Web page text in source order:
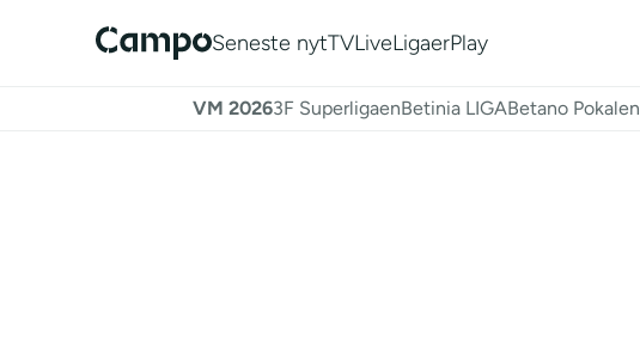
Seneste nytTVLiveLigaerPlay
VM 20263F SuperligaenBetinia LIGABetano Pokalen